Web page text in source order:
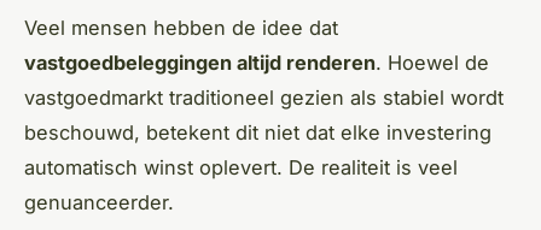
Veel mensen hebben de idee dat
vastgoedbeleggingen altijd renderen. Hoewel de
vastgoedmarkt traditioneel gezien als stabiel wordt
beschouwd, betekent dit niet dat elke investering
automatisch winst oplevert. De realiteit is veel
genuanceerder.